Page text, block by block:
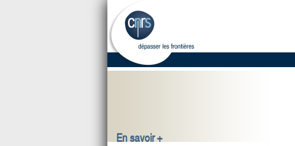
En savoir +